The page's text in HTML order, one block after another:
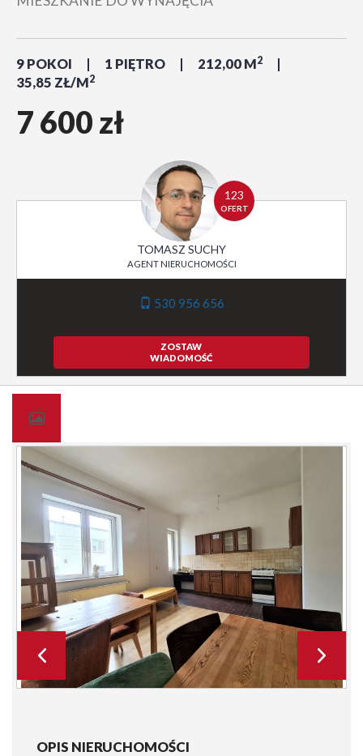
9 POKOI 1 PIĘTRO 212,00 M2
35,85 ZŁ/M2
7 600 zł
123
OFERT
TOMASZ SUCHY
AGENT NIERUCHOMOŚCI
530 956 656
ZOSTAW
WIADOMOŚĆ
OPIS NIERUCHOMOŚCI